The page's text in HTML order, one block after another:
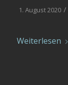
1. August 2020 /
Weiterlesen